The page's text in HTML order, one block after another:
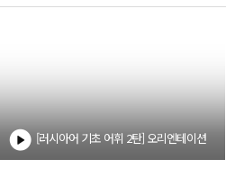
[러시아어 기초 어휘 2탄] 오리엔테이션